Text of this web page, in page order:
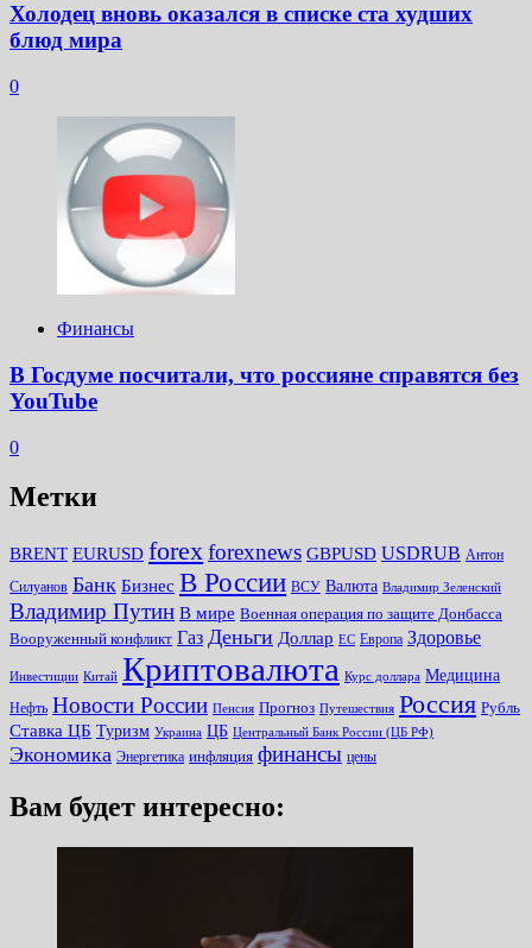
Холодец вновь оказался в списке ста худших
блюд мира
0
Финансы
В Госдуме посчитали, что россияне справятся без
YouTube
0
Метки
BRENT EURUSD forexforexnews GBPUSD USDRUB Антон
Силуанов Банк Бизнес В России ВСУ Валюта Владимир Зеленский
Владимир Путин В мире Военная операция по защите Донбасса
Вооруженный конфликт Газ Деньги Доллар ЕС Европа Здоровье
Инвестиции Китай Криптовалюта Курс доллара Медицина
Нефть Новости России Пенсия Прогноз Путешествия Россия Рубль
Ставка ЦБ Туризм Украина ЦБ Центральный Банк России (ЦБ РФ)
Экономика Энергетика инфляция финансы цены
Вам будет интересно: